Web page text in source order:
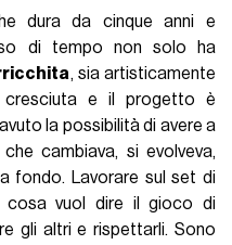
dura da cinque anni e
di tempo non solo ha
, sia artisticamente
cresciuta e il progetto è
la possibilità di avere a
cambiava, si evolveva,
fondo. Lavorare sul set di
cosa vuol dire il gioco di
gli altri e rispettarli. Sono